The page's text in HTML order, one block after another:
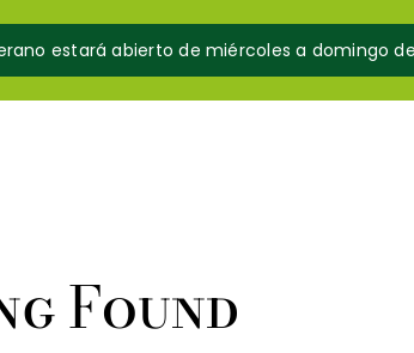
estará abierto de miércoles a domingo
Found